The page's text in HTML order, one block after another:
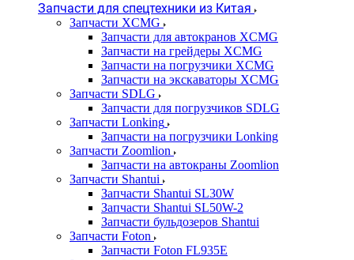
Запчасти для спецтехники из Китая
Запчасти XCMG
Запчасти для автокранов XCMG
Запчасти на грейдеры XCMG
Запчасти на погрузчики XCMG
Запчасти на экскаваторы XCMG
Запчасти SDLG
Запчасти для погрузчиков SDLG
Запчасти Lonking
Запчасти на погрузчики Lonking
Запчасти Zoomlion
Запчасти на автокраны Zoomlion
Запчасти Shantui
Запчасти Shantui SL30W
Запчасти Shantui SL50W-2
Запчасти бульдозеров Shantui
Запчасти Foton
Запчасти Foton FL935E